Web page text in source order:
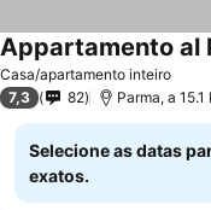
Casa/apartamento inteiro
Appartamento al
7,3 82 Parma, a
Selecione as datas
exatos.